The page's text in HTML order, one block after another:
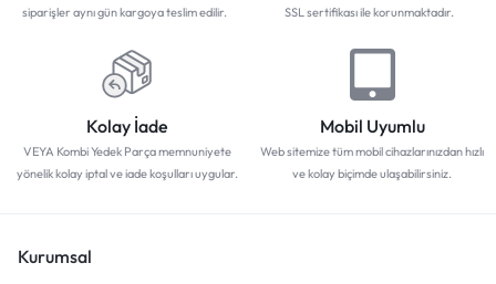
siparişler aynı gün kargoya teslim edilir.
SSL sertifikası ile korunmaktadır.
Kolay İade
VEYA Kombi Yedek Parça memnuniyete
yönelik kolay iptal ve iade koşulları uygular.
Mobil Uyumlu
Web sitemize tüm mobil cihazlarınızdan hızlı
ve kolay biçimde ulaşabilirsiniz.
Kurumsal